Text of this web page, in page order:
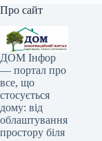
Про сайт
ДОМ Інфор
— портал про
все, що
стосується
дому: від
облаштування
простору біля